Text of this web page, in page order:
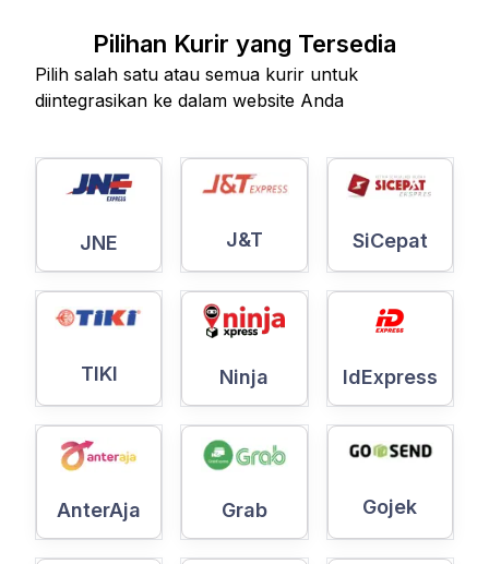
Pilihan Kurir yang Tersedia
Pilih salah satu atau semua kurir untuk
diintegrasikan ke dalam website Anda
JNE J&T SiCepat
TIKI Ninja IdExpress
AnterAja Grab Gojek